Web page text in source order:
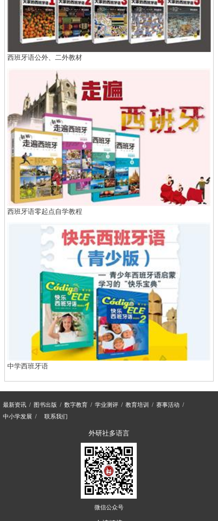
西班牙语公外、二外教材
西班牙语零起点自学教程
中学西班牙语
最新资讯 图书出版 数字教育 学业测评 教育培训
赛事活动
中小学发展
联系我们
外研社多语言
微信公众号